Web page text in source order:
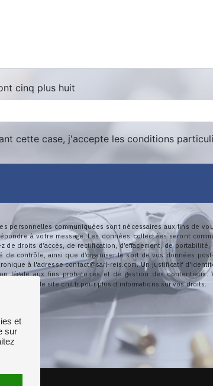
cinq plus huit
cette case, j'accepte les conditions
personnelles communiquées sont nécessaires aux fins de
à votre message. Les données collectées seront
de droits d’accès, de rectification, d’effacement, de
de contrôle, ainsi que d’organiser le sort de vos données
à l'adresse contact@sarl-reis.com. Un justificatif
légale aux fins probatoires et de gestion des
. Consultez le site cnil.fr pour plus d’informations sur vos droits.
et
sur